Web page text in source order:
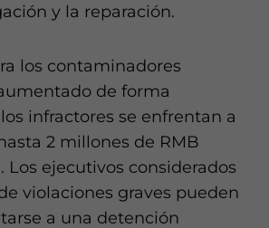
y la reparación.
los contaminadores
de forma
infractores se enfrentan a
2 millones de RMB
Los ejecutivos considerados
violaciones graves pueden
a una detención